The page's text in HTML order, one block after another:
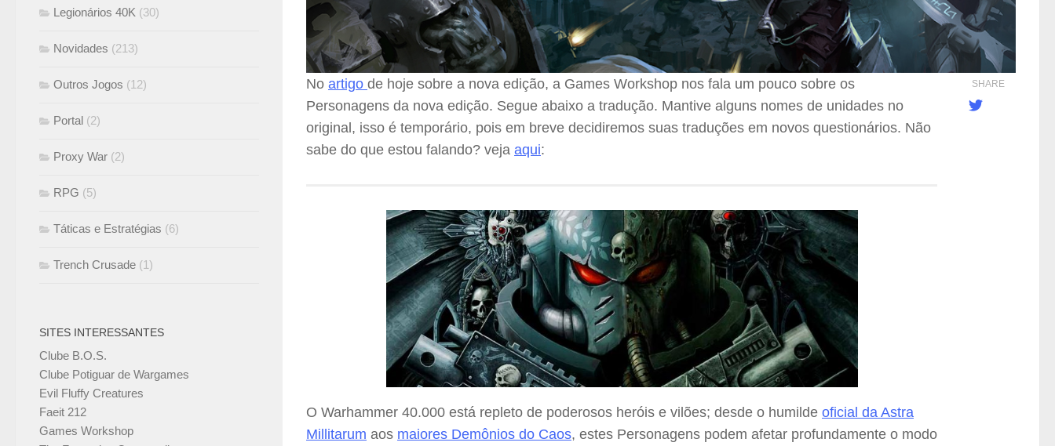
No artigo de hoje sobre a nova edição, a Games Workshop nos fala um pouco sobre os
Personagens da nova edição. Segue abaixo a tradução. Mantive alguns nomes de unidades no
original, isso é temporário, pois em breve decidiremos suas traduções em novos questionários. Não
sabe do que estou falando? veja aqui:
O Warhammer 40.000 está repleto de poderosos heróis e vilões; desde o humilde oficial da Astra
Millitarum aos maiores Demônios do Caos, estes Personagens podem afetar profundamente o modo
SHARE
Legionários 40K (30)
Novidades (213)
Outros Jogos (12)
Portal (2)
Proxy War (2)
RPG (5)
Táticas e Estratégias (6)
Trench Crusade (1)
SITES INTERESSANTES
Clube B.O.S.
Clube Potiguar de Wargames
Evil Fluffy Creatures
Faeit 212
Games Workshop